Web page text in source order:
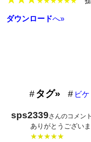
ダウンロードへ»
タグ» ビケ
sps2339さんのコメント
ありがとうござい
★★★★★